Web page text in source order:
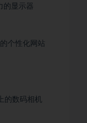
的显示器
个性化网站
的数码相机